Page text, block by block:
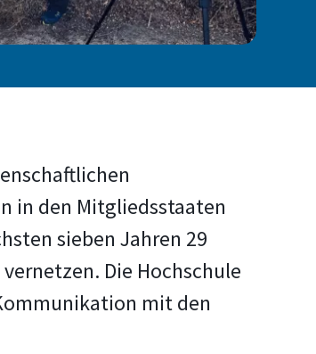
in den Mitgliedsstaaten
sieben Jahren 29
Die Hochschule
mit den